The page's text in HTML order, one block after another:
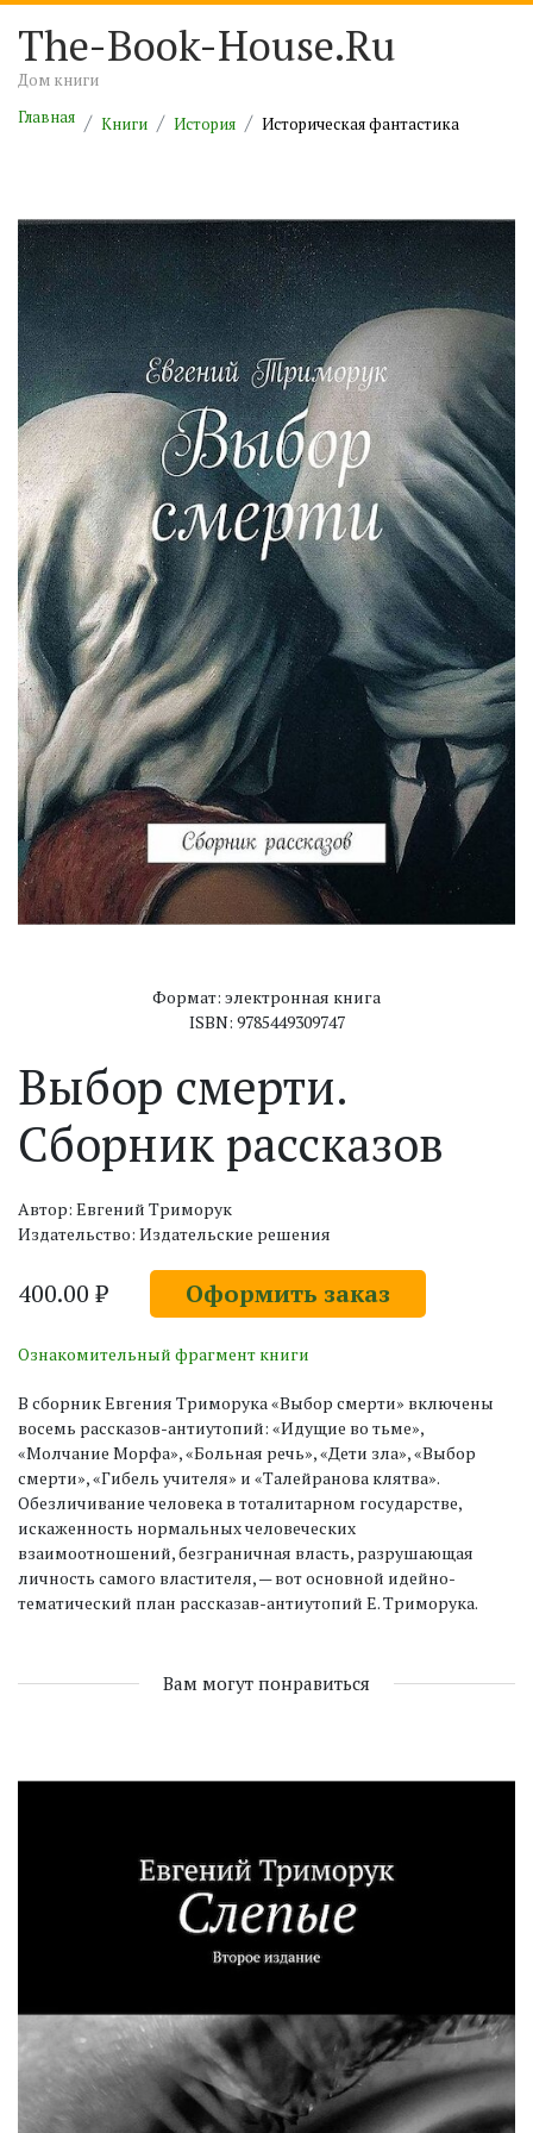
The-Book-House.Ru
Дом книги
Главная
Книги История Историческая фантастика
Формат: электронная книга
ISBN: 9785449309747
Выбор смерти.
Сборник рассказов
Автор: Евгений Триморук
Издательство: Издательские решения
400.00 ₽ Оформить заказ
Ознакомительный фрагмент книги
В сборник Евгения Триморука «Выбор смерти» включены
восемь рассказов-антиутопий: «Идущие во тьме»,
«Молчание Морфа», «Больная речь», «Дети зла», «Выбор
смерти», «Гибель учителя» и «Талейранова клятва».
Обезличивание человека в тоталитарном государстве,
искаженность нормальных человеческих
взаимоотношений, безграничная власть, разрушающая
личность самого властителя, — вот основной идейно-
тематический план рассказав-антиутопий Е. Триморука.
Вам могут понравиться